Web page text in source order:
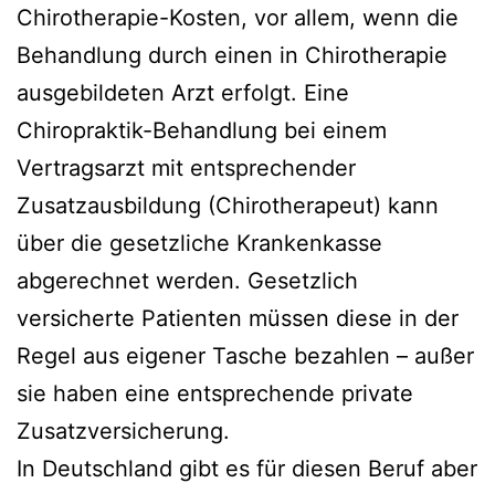
Chirotherapie-Kosten, vor allem, wenn die
Behandlung durch einen in Chirotherapie
ausgebildeten Arzt erfolgt. Eine
Chiropraktik-Behandlung bei einem
Vertragsarzt mit entsprechender
Zusatzausbildung (Chirotherapeut) kann
über die gesetzliche Krankenkasse
abgerechnet werden. Gesetzlich
versicherte Patienten müssen diese in der
Regel aus eigener Tasche bezahlen – außer
sie haben eine entsprechende private
Zusatzversicherung.
In Deutschland gibt es für diesen Beruf aber